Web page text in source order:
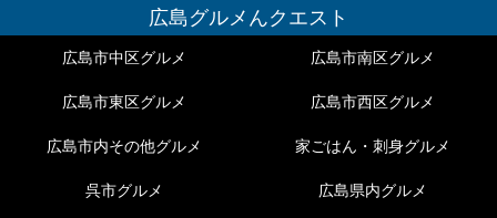
広島グルメんクエスト
広島市中区グルメ 広島市南区グルメ
広島市東区グルメ 広島市西区グルメ
広島市内その他グルメ 家ごはん・刺身グルメ
呉市グルメ 広島県内グルメ